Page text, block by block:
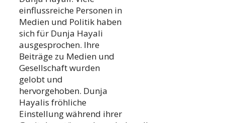
einflussreiche Personen in
Medien und Politik haben
sich für Dunja Hayali
ausgesprochen. Ihre
Beiträge zu Medien und
Gesellschaft wurden
gelobt und
hervorgehoben. Dunja
Hayalis fröhliche
Einstellung während ihrer